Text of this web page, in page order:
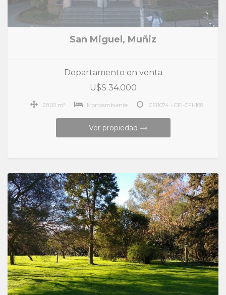
San Miguel, Muñiz
Departamento en venta
U$S 34.000
28.00 m² Monoambiente CFI1074 - CFI-CFI-168
Ver propiedad